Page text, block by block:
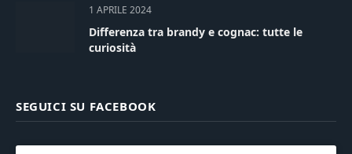
1 APRILE 2024
Differenza tra brandy e cognac: tutte le
curiosità
SEGUICI SU FACEBOOK